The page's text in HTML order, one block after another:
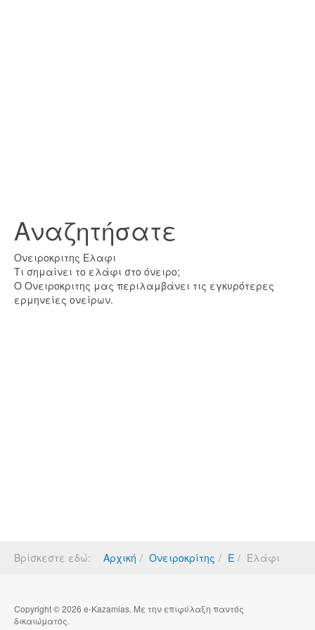
Αναζητήσατε
Ονειροκριτης Ελαφι
Τι σημαίνει το ελάφι στο όνειρο;
Ο Ονειροκριτης μας περιλαμβάνει τις εγκυρότερες
ερμηνείες ονείρων.
Βρίσκεστε εδώ: Αρχική Ονειροκρίτης Ε Ελάφι
Copyright © 2026 e-Kazamias. Με την επιφύλαξη παντός
δικαιώματος.